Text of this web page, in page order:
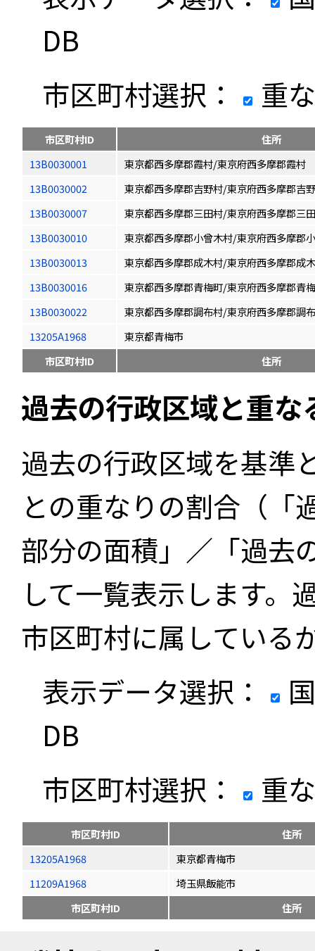
DB
市区町村選択：
重
市区町村ID
住所
13B0030001
東京都西多摩郡霞村/東京府西多摩郡霞村
13B0030002
東京都西多摩郡吉野村/東京府西多摩郡吉
13B0030007
東京都西多摩郡三田村/東京府西多摩郡三
13B0030010
東京都西多摩郡小曾木村/東京府西多摩郡
13B0030013
東京都西多摩郡成木村/東京府西多摩郡成
13B0030016
東京都西多摩郡青梅町/東京府西多摩郡青
13B0030022
東京都西多摩郡調布村/東京府西多摩郡調
13205A1968
東京都青梅市
市区町村ID
住所
過去の行政区域と重
過去の行政区域を基準
との重なりの割合（「
部分の面積」／「過去
して一覧表示します。
市区町村に属している
表示データ選択：
DB
市区町村選択：
重
市区町村ID
住所
13205A1968
東京都青梅市
11209A1968
埼玉県飯能市
市区町村ID
住所